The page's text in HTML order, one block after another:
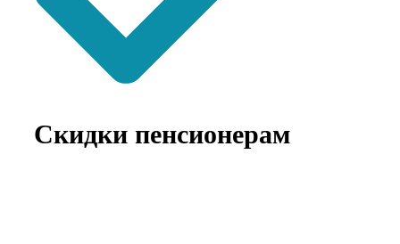
Скидки пенсионерам